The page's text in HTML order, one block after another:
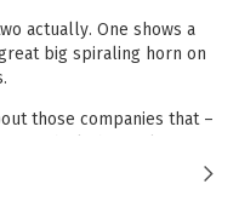
actually. One shows a
big spiraling horn on
those companies that –
from the ashes of the old,
They are the